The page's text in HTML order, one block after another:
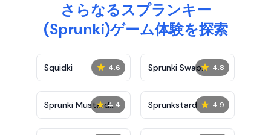
さらなるスプランキー
(Sprunki)ゲーム体験を探索
★ 4.6
Squidki ★ 4.8
Sprunki Swap
Showcase
★ 4.4
Sprunki Mustard
Phase 2
★ 4.9
Sprunkstard